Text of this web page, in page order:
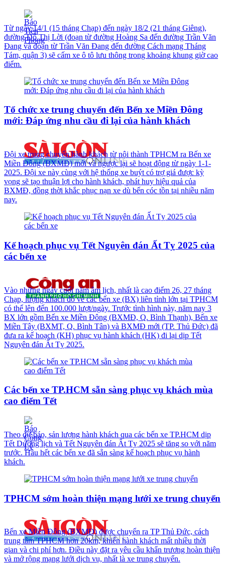
Từ ngày 14/1 (15 tháng Chạp) đến ngày 18/2 (21 tháng Giêng),
đường Đỗ Thị Lời (đoạn từ đường Hoàng Sa đến đường Trần Văn
Đang và đoạn từ Trần Văn Đang đến đường Cách mạng Tháng
Tám, quận 3) sẽ cấm xe ô tô lưu thông trong khoảng khung giờ cao
điểm.
Tổ chức xe trung chuyển đến Bến xe Miền Đông
mới: Đáp ứng nhu cầu đi lại của hành khách
Đội xe trung chuyển hành khách từ nội thành TPHCM ra Bến xe
Miền Đông (BXMĐ) mới và ngược lại sẽ hoạt động từ ngày 1-1-
2025. Đội xe này cùng với hệ thống xe buýt có trợ giá được kỳ
vọng sẽ tạo thuận lợi cho hành khách, phát huy hiệu quả của
BXMĐ, đồng thời khắc phục nạn xe dù bến cóc tồn tại nhiều năm
nay.
Kế hoạch phục vụ Tết Nguyên đán Ất Tỵ 2025 của
các bến xe
Vào những ngày cuối năm âm lịch, nhất là cao điểm 26, 27 tháng
Chạp, lượng khách đổ về các bến xe (BX) liên tỉnh lớn tại TPHCM
có thể lên đến 100.000 lượt/ngày. Trước tình hình này, năm nay 3
BX lớn gồm Bến xe Miền Đông (BXMĐ, Q. Bình Thạnh), Bến xe
Miền Tây (BXMT, Q. Bình Tân) và BXMĐ mới (TP. Thủ Đức) đã
đưa ra kế hoạch (KH) phục vụ hành khách (HK) đi lại dịp Tết
Nguyên đán Ất Tỵ 2025.
Các bến xe TP.HCM sẵn sàng phục vụ khách mùa
cao điểm Tết
Theo dự báo, sản lượng hành khách qua các bến xe TP.HCM dịp
Tết Dương lịch và Tết Nguyên đán Ất Tỵ 2025 sẽ tăng so với năm
trước. Hầu hết các bến xe đã sẵn sàng kế hoạch phục vụ hành
khách.
TPHCM sớm hoàn thiện mạng lưới xe trung chuyển
Bến xe Miền Đông (BXMĐ) được chuyển ra TP Thủ Đức, cách
trung tâm TPHCM hơn 20km, khiến hành khách mất nhiều thời
gian và chi phí hơn. Điều này đặt ra yêu cầu khẩn trương hoàn thiện
và mở rộng mạng lưới dịch vụ, nhất là xe trung chuyển.